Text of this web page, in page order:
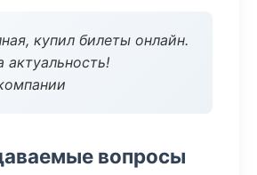
купил билеты онлайн.
актуальность!
вопросы